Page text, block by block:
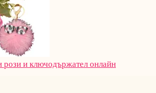
рози и ключодържател онлайн